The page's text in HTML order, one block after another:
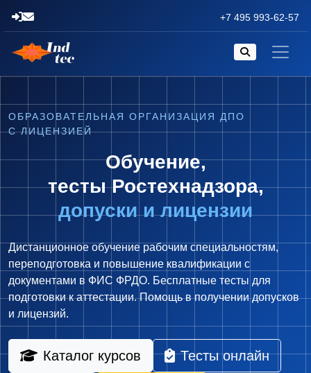
+7 495 993-62-57
ОБРАЗОВАТЕЛЬНАЯ ОРГАНИЗАЦИЯ ДПО
С ЛИЦЕНЗИЕЙ
Обучение,
тесты Ростехнадзора,
допуски и лицензии
Дистанционное обучение рабочим специальностям,
переподготовка и повышение квалификации с
документами в ФИС ФРДО. Бесплатные тесты для
подготовки к аттестации. Помощь в получении допусков
и лицензий.
Каталог курсов Тесты онлайн